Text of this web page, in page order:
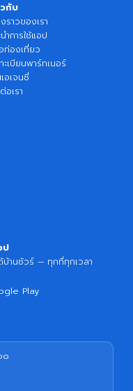
กับ
ราวของเรา
ำการใช้แอป
ท่องเที่ยว
ะเบียนพาร์ทเนอร์
อเจนซี่
อเรา
ป
านชัวร์ — ทุกที่ทุกเวลา